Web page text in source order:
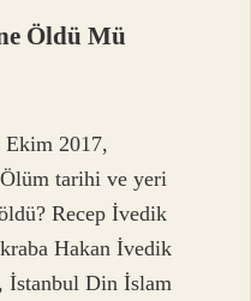
Öldü Mü
Ekim 2017,
tarihi ve yeri
Recep İvedik
Hakan İvedik
İstanbul Din İslam